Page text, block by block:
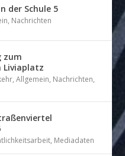
der Schule 5
, Nachrichten
zum
Liviaplatz
,Allgemein, Nachrichten,
, Mediadaten